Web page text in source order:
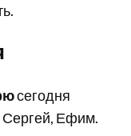
сегодня
Ефим.